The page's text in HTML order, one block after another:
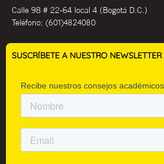
Calle 98 # 22-64 local 4 (Bogotá D.C.)
Teléfono: (601)4824080
SUSCRÍBETE A NUESTRO NEWSLETTER